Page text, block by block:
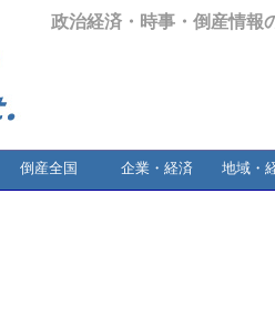
政治経済・時事・倒産情報
倒産全国 企業・経済 地域・